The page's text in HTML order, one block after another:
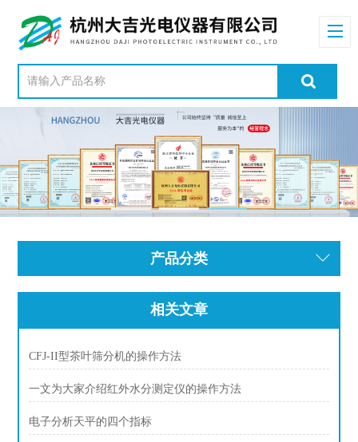
产品分类
相关文章
CFJ-II型茶叶筛分机的操作方法
一文为大家介绍红外水分测定仪的操作方法
电子分析天平的四个指标